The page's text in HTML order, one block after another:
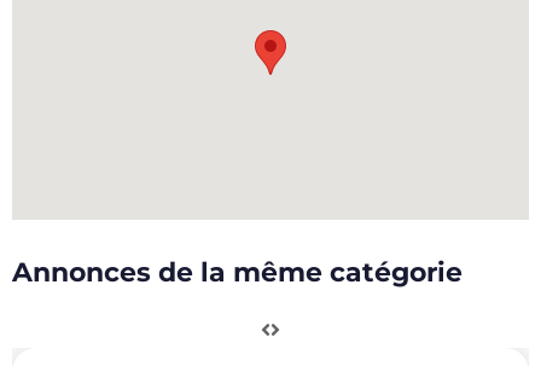
Annonces de la même catégorie